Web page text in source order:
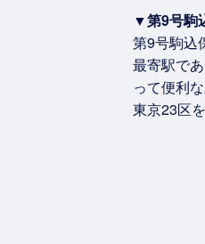
▼第9号駒
第9号駒込
最寄駅で
って便利
東京23区